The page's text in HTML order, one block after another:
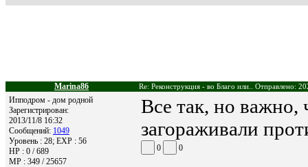
Marina86 Re: Реконструкция - во Благо или.. Отправлено:
Ипподром - дом родной
Зарегистрирован:
2013/11/8 16:32
Сообщений: 1049
Уровень : 28; EXP : 56
HP : 0 / 689
MP : 349 / 25657
Все так, но важно,
загораживали
0 0